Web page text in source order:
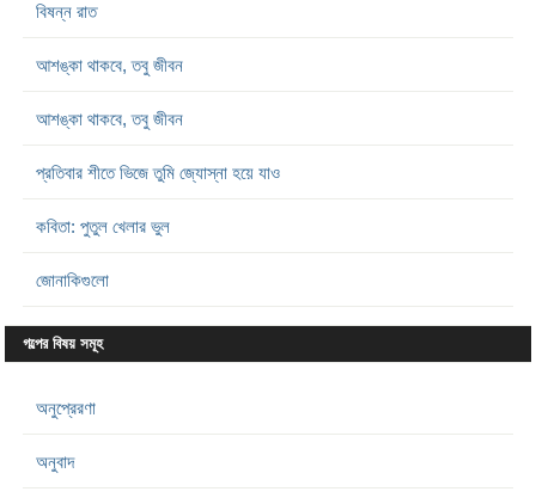
বিষন্ন রাত
আশঙ্কা থাকবে, তবু জীবন
আশঙ্কা থাকবে, তবু জীবন
প্রতিবার শীতে ভিজে তুমি জ্যোস্না হয়ে যাও
কবিতা: পুতুল খেলার ভুল
জোনাকিগুলো
গল্পের বিষয় সমূহ
অনুপ্রেরণা
অনুবাদ